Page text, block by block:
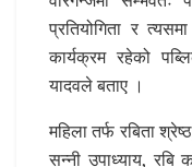
प्रतियोगिता र
कार्यक्रम रहेको
यादवले बताए ।
महिला तर्फ रबिता
सन्नी उपाध्याय,